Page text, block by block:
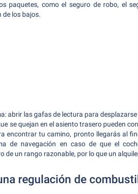
paquetes, como el seguro de robo, el
de los bajos.
abrir las gafas de lectura para
se quejan en el asiento trasero pueden
encontrar tu camino, pronto llegarás al
de navegación en caso de que el
un rango razonable, por lo que un
regulación de